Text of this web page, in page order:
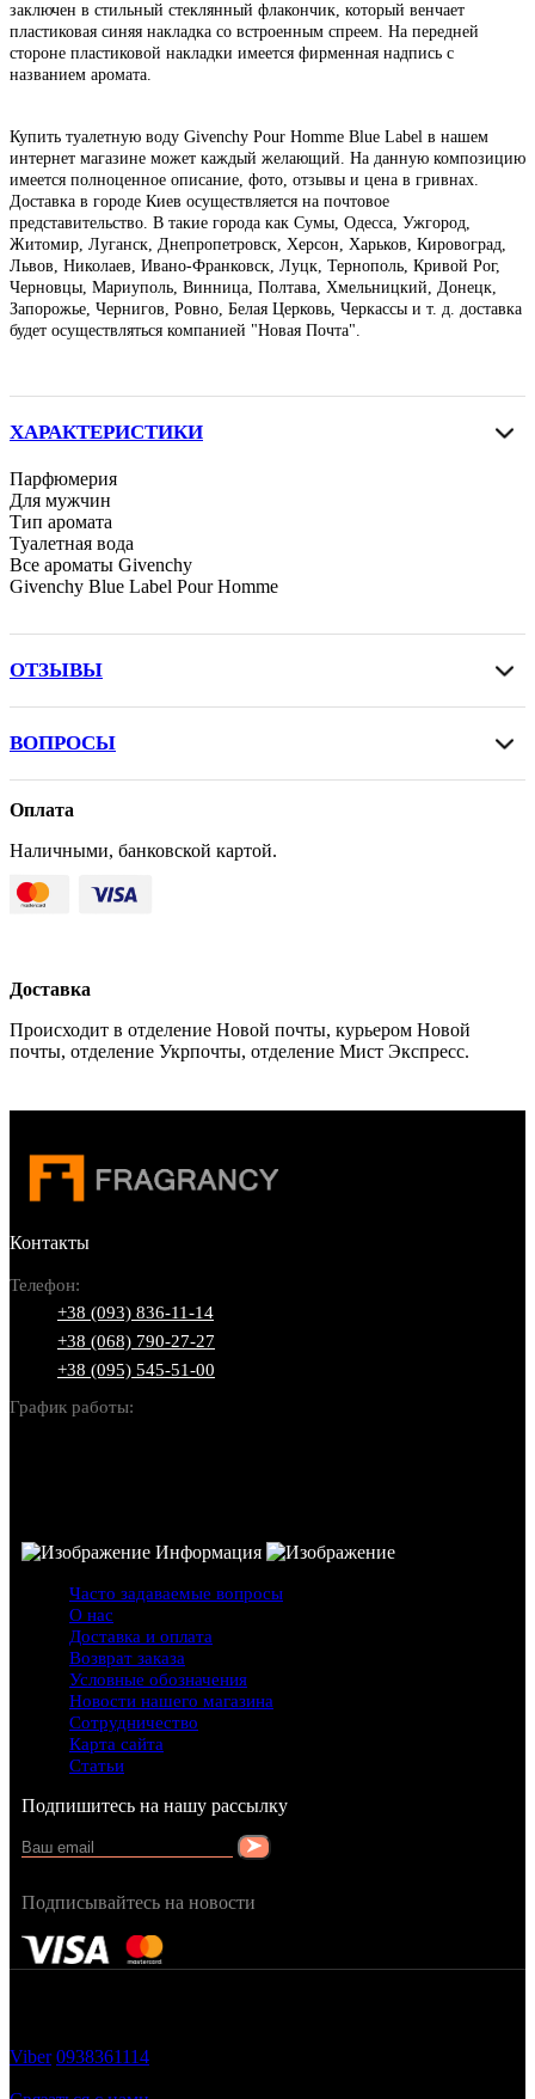
заключен в стильный стеклянный флакончик, который венчает
пластиковая синяя накладка со встроенным спреем. На передней
стороне пластиковой накладки имеется фирменная надпись с
названием аромата.
Купить туалетную воду Givenchy Pour Homme Blue Label в нашем
интернет магазине может каждый желающий. На данную композицию
имеется полноценное описание, фото, отзывы и цена в гривнах.
Доставка в городе Киев осуществляется на почтовое
представительство. В такие города как Сумы, Одесса, Ужгород,
Житомир, Луганск, Днепропетровск, Херсон, Харьков, Кировоград,
Львов, Николаев, Ивано-Франковск, Луцк, Тернополь, Кривой Рог,
Черновцы, Мариуполь, Винница, Полтава, Хмельницкий, Донецк,
Запорожье, Чернигов, Ровно, Белая Церковь, Черкассы и т. д. доставка
будет осуществляться компанией "Новая Почта".
ХАРАКТЕРИСТИКИ
Парфюмерия
Для мужчин
Тип аромата
Туалетная вода
Все ароматы Givenchy
Givenchy Blue Label Pour Homme
ОТЗЫВЫ
ВОПРОСЫ
Оплата
Наличными, банковской картой.
Доставка
Происходит в отделение Новой почты, курьером Новой
почты, отделение Укрпочты, отделение Мист Экспресс.
Контакты
Телефон:
+38 (093) 836-11-14
+38 (068) 790-27-27
+38 (095) 545-51-00
График работы:
Информация
Часто задаваемые вопросы
О нас
Доставка и оплата
Возврат заказа
Условные обозначения
Новости нашего магазина
Сотрудничество
Карта сайта
Статьи
Подпишитесь на нашу рассылку
Подписывайтесь на новости
Viber 0938361114